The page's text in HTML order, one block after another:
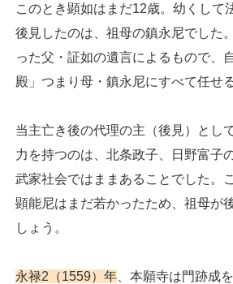
このとき顕如はまだ12歳。幼くして
後見したのは、祖母の鎮永尼でした
った父・証如の遺言によるもので、
殿」つまり母・鎮永尼にすべて任せ
当主亡き後の代理の主（後見）とし
力を持つのは、北条政子、日野富子
武家社会ではままあることでした。
顕能尼はまだ若かったため、祖母が
しょう。
永禄2（1559）年 、本願寺は門跡成